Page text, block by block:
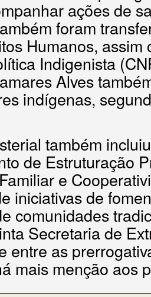
ações de
foram
Humanos, assim
Indigenista
Alves
indígenas,
também
de Estruturação
e
iniciativas de
comunidades
Secretaria de
entre as
mais menção aos